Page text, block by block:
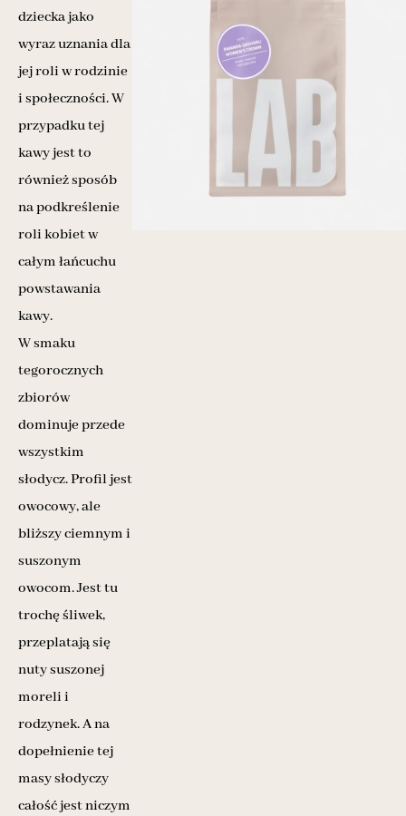
dziecka jako
wyraz uznania dla
jej roli w rodzinie
i społeczności. W
przypadku tej
kawy jest to
również sposób
na podkreślenie
roli kobiet w
całym łańcuchu
powstawania
kawy.
W smaku
tegorocznych
zbiorów
dominuje przede
wszystkim
słodycz. Profil jest
owocowy, ale
bliższy ciemnym i
suszonym
owocom. Jest tu
trochę śliwek,
przeplatają się
nuty suszonej
moreli i
rodzynek. A na
dopełnienie tej
masy słodyczy
całość jest niczym